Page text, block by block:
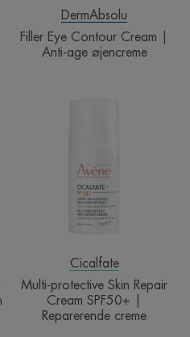
DermAbsolu
Filler Eye Contour Cream |
Anti-age øjencreme
Cream
SPF50+
|
Reparerende
Cicalfate
Multi-protective Skin Repair
Cream SPF50+ |
Reparerende creme